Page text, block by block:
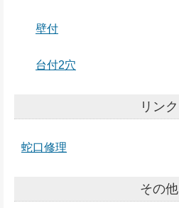
壁付
台付2穴
リンク
蛇口修理
その他